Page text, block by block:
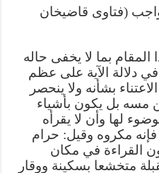
(فتاوى قاضيخان
المقام بما لا يخفى حاله
دلالة الآية على عظم
بشأنه ولا ينحصر
مسه بل يكون بأشياء
لها وأن لا يقرأه
مكروه وقيل: حرام
القراءة في مكان
متخشعا بسكينة ووقار